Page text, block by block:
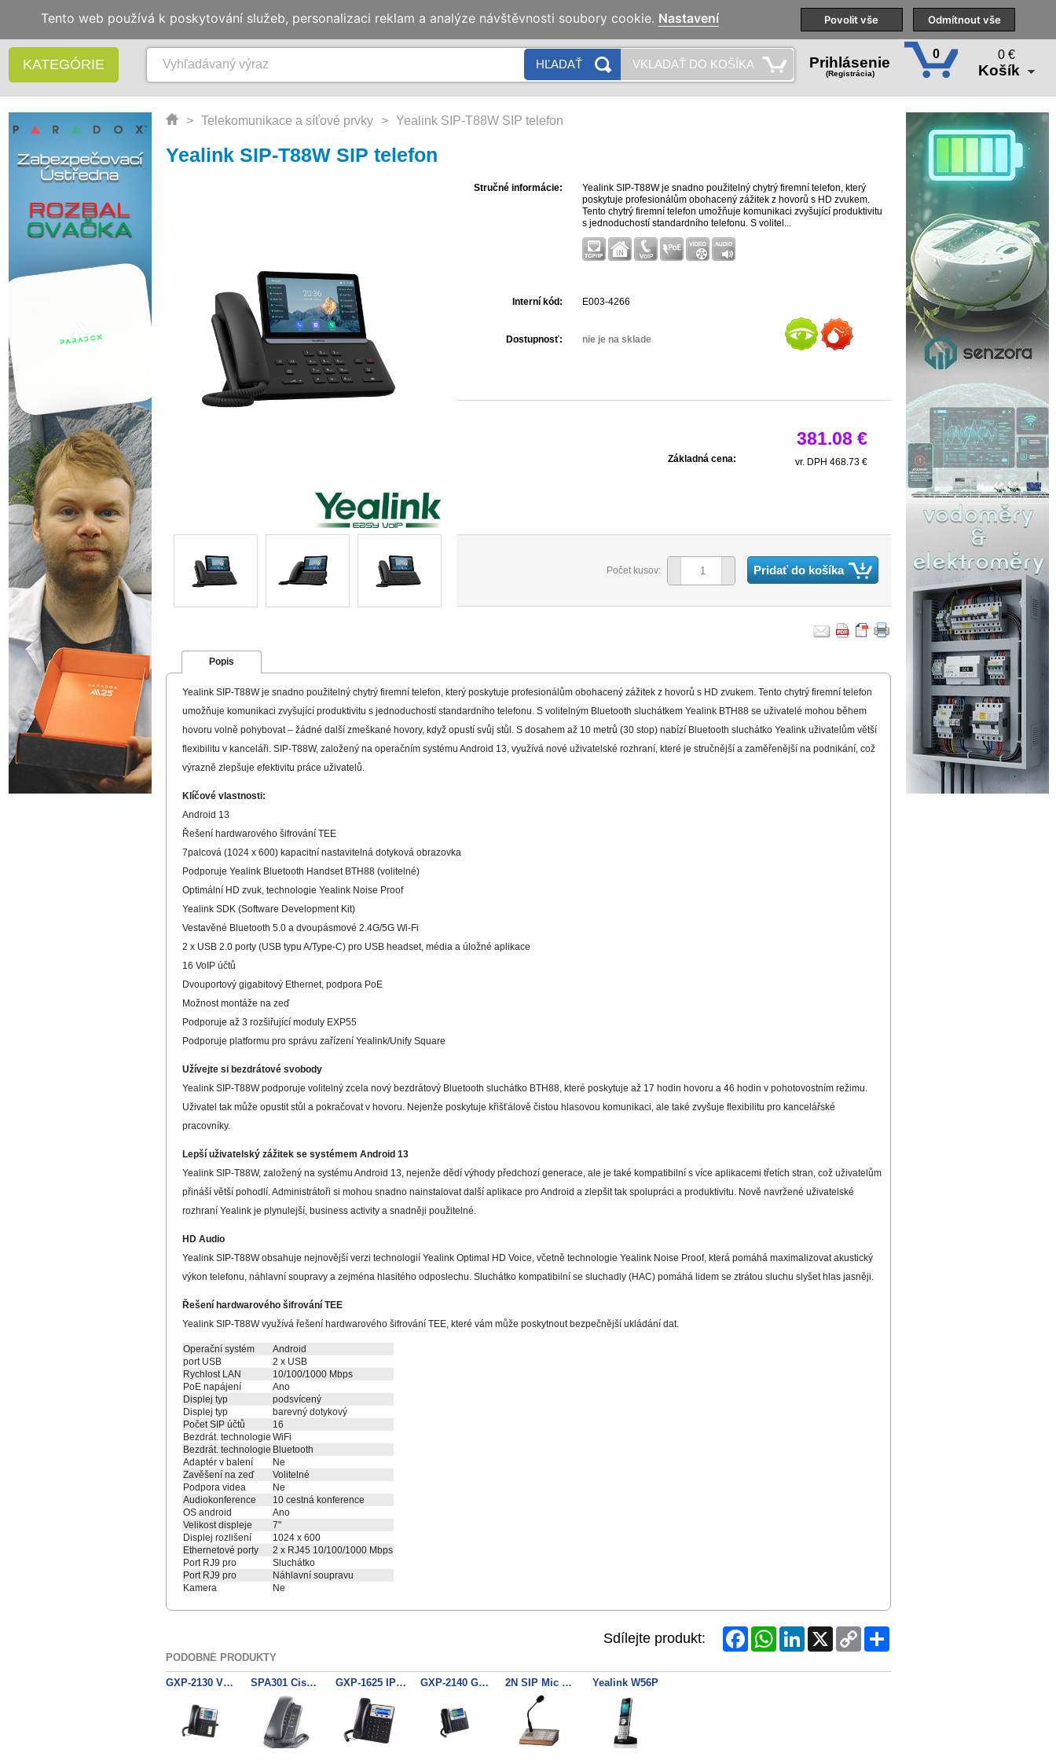
Naše pobočky Technická podpora Školenia
KATEGÓRIE HĽADAŤ VKLADAŤ DO KOŠÍKA Prihlásenie
(Registrácia)
0 0 €
Košík
> Telekomunikace a síťové prvky > Yealink SIP-T88W SIP telefon
Yealink SIP-T88W SIP telefon
Stručné informácie:
Yealink SIP-T88W je snadno použitelný chytrý firemní telefon, který
poskytuje profesionálům obohacený zážitek z hovorů s HD zvukem.
Tento chytrý firemní telefon umožňuje komunikaci zvyšující produktivitu
s jednoduchostí standardního telefonu. S volitel...
Interní kód: E003-4266
Dostupnosť: nie je na sklade
Základná cena:
381.08 €
vr. DPH 468.73 €
Počet kusov: Pridať do košíka
Popis
Yealink SIP-T88W je snadno použitelný chytrý firemní telefon, který poskytuje profesionálům obohacený zážitek z hovorů s HD zvukem. Tento chytrý firemní telefon
umožňuje komunikaci zvyšující produktivitu s jednoduchostí standardního telefonu. S volitelným Bluetooth sluchátkem Yealink BTH88 se uživatelé mohou během
hovoru volně pohybovat – žádné další zmeškané hovory, když opustí svůj stůl. S dosahem až 10 metrů (30 stop) nabízí Bluetooth sluchátko Yealink uživatelům větší
flexibilitu v kanceláři. SIP-T88W, založený na operačním systému Android 13, využívá nové uživatelské rozhraní, které je stručnější a zaměřenější na podnikání, což
výrazně zlepšuje efektivitu práce uživatelů.
Klíčové vlastnosti:
Android 13
Řešení hardwarového šifrování TEE
7palcová (1024 x 600) kapacitní nastavitelná dotyková obrazovka
Podporuje Yealink Bluetooth Handset BTH88 (volitelné)
Optimální HD zvuk, technologie Yealink Noise Proof
Yealink SDK (Software Development Kit)
Vestavěné Bluetooth 5.0 a dvoupásmové 2.4G/5G Wi-Fi
2 x USB 2.0 porty (USB typu A/Type-C) pro USB headset, média a úložné aplikace
16 VoIP účtů
Dvouportový gigabitový Ethernet, podpora PoE
Možnost montáže na zeď
Podporuje až 3 rozšiřující moduly EXP55
Podporuje platformu pro správu zařízení Yealink/Unify Square
Užívejte si bezdrátové svobody
Yealink SIP-T88W podporuje volitelný zcela nový bezdrátový Bluetooth sluchátko BTH88, které poskytuje až 17 hodin hovoru a 46 hodin v pohotovostním režimu.
Uživatel tak může opustit stůl a pokračovat v hovoru. Nejenže poskytuje křišťálově čistou hlasovou komunikaci, ale také zvyšuje flexibilitu pro kancelářské
pracovníky.
Lepší uživatelský zážitek se systémem Android 13
Yealink SIP-T88W, založený na systému Android 13, nejenže dědí výhody předchozí generace, ale je také kompatibilní s více aplikacemi třetích stran, což uživatelům
přináší větší pohodlí. Administrátoři si mohou snadno nainstalovat další aplikace pro Android a zlepšit tak spolupráci a produktivitu. Nově navržené uživatelské
rozhraní Yealink je plynulejší, business activity a snadněji použitelné.
HD Audio
Yealink SIP-T88W obsahuje nejnovější verzi technologií Yealink Optimal HD Voice, včetně technologie Yealink Noise Proof, která pomáhá maximalizovat akustický
výkon telefonu, náhlavní soupravy a zejména hlasitého odposlechu. Sluchátko kompatibilní se sluchadly (HAC) pomáhá lidem se ztrátou sluchu slyšet hlas jasněji.
Řešení hardwarového šifrování TEE
Yealink SIP-T88W využívá řešení hardwarového šifrování TEE, které vám může poskytnout bezpečnější ukládání dat.
Operační systém
Android
port USB
2 x USB
Rychlost LAN
10/100/1000 Mbps
PoE napájení
Ano
Displej typ
podsvícený
Displej typ
barevný dotykový
Počet SIP účtů
16
Bezdrát. technologie WiFi
Bezdrát. technologie Bluetooth
Adaptér v balení
Ne
Zavěšení na zeď
Volitelné
Podpora videa
Ne
Audiokonference
10 cestná konference
OS android
Ano
Velikost displeje
7"
Displej rozlišení
1024 x 600
Ethernetové porty
2 x RJ45 10/100/1000 Mbps
Port RJ9 pro
Sluchátko
Port RJ9 pro
Náhlavní soupravu
Kamera
Ne
Sdílejte produkt: FacebookWhatsAppLinkedIn
X
Copy
Link
Share
PODOBNÉ PRODUKTY
GXP-2130 V2 Grandstream SPA301 Cisco SIP VOIP telefon GXP-1625 IP telefon 2xRJ45 POE GXP-2140 Grandstream 2N SIP Mic Organic Yealink W56P
Tento web používá k poskytování služeb, personalizaci reklam a analýze návštěvnosti soubory cookie. Nastavení Povolit vše Odmítnout vše